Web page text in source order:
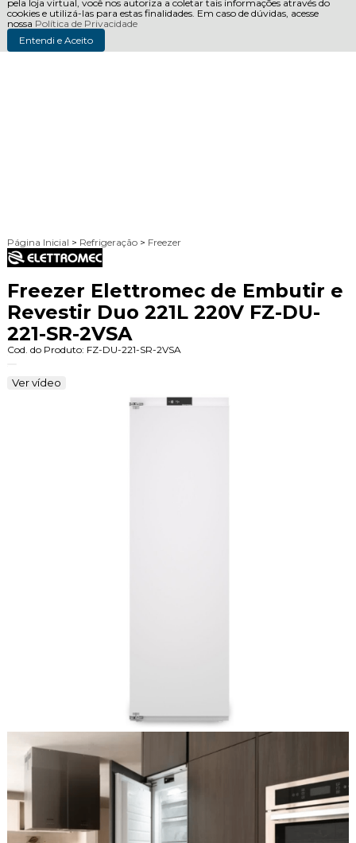
pela loja virtual, você nos autoriza a coletar tais informações através do
cookies e utilizá-las para estas finalidades. Em caso de dúvidas, acesse
nossa Política de Privacidade
Entendi e Aceito
Página Inicial > Refrigeração > Freezer
Freezer Elettromec de Embutir e
Revestir Duo 221L 220V FZ-DU-
221-SR-2VSA
Cod. do Produto: FZ-DU-221-SR-2VSA
Ver vídeo